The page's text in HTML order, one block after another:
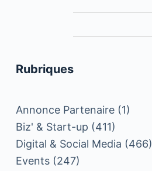
Rubriques
Annonce Partenaire(1)
Biz' & Start-up (411)
Digital & Social Media (466)
Events(247)